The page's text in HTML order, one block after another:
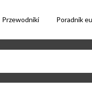
Przewodniki Poradnik